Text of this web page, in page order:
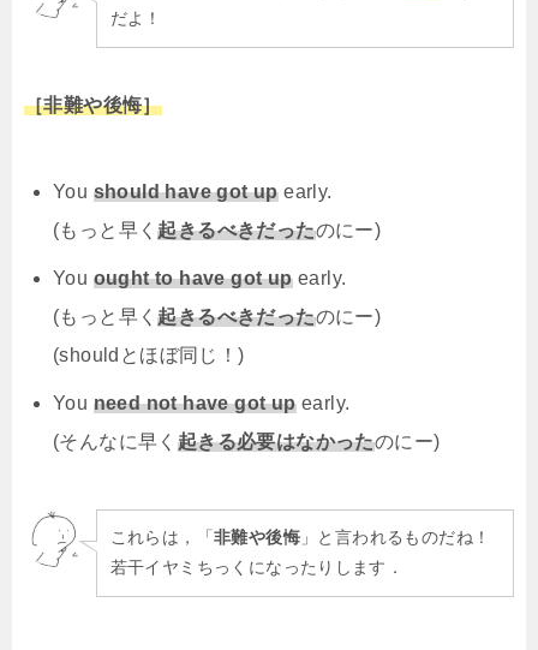
だよ！
［非難や後悔］
You should have got upearly.
(もっと早く起きるべきだったのにー)
You ought to have got upearly.
(もっと早く起きるべきだったのにー)
(shouldとほぼ同じ！)
You need not have got upearly.
(そんなに早く 起きる必要はなかったのにー)
これらは，「 非難や後悔」と言われるものだね！
若干イヤミちっくになったりします．